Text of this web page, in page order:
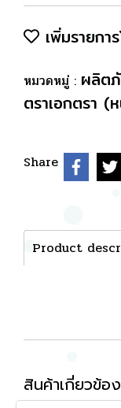
เพิ่มรายกา
หมวดหมู่ : ผลิต
ตราเอกตรา (
Share
Product
สินค้าเกี่ยวข้อง